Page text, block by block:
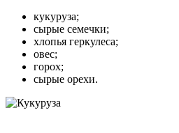
кукуруза;
сырые семечки;
хлопья геркулеса;
овес;
горох;
сырые орехи.